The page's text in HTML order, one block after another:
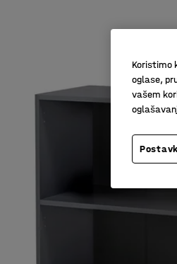
Koristimo
oglase,
vašem